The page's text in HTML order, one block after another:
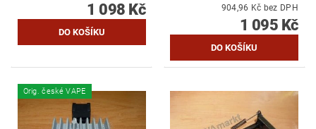
1 098 Kč 904,96 Kč bez DPH
1 095 Kč
Orig. české VAPE